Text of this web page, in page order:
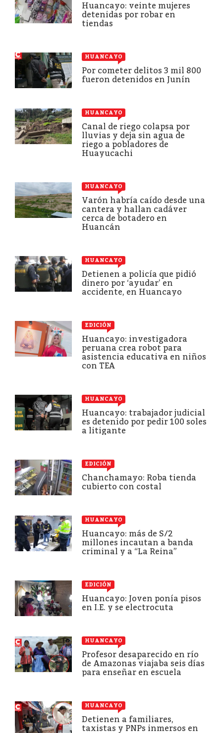
Huancayo: veinte mujeres
detenidas por robar en
tiendas
HUANCAYO
Por cometer delitos 3 mil 800
fueron detenidos en Junín
HUANCAYO
Canal de riego colapsa por
lluvias y deja sin agua de
riego a pobladores de
Huayucachi
HUANCAYO
Varón habría caído desde una
cantera y hallan cadáver
cerca de botadero en
Huancán
HUANCAYO
Detienen a policía que pidió
dinero por ‘ayudar’ en
accidente, en Huancayo
EDICIÓN
Huancayo: investigadora
peruana crea robot para
asistencia educativa en niños
con TEA
HUANCAYO
Huancayo: trabajador judicial
es detenido por pedir 100 soles
a litigante
EDICIÓN
Chanchamayo: Roba tienda
cubierto con costal
HUANCAYO
Huancayo: más de S/2
millones incautan a banda
criminal y a “La Reina”
EDICIÓN
Huancayo: Joven ponía pisos
en I.E. y se electrocuta
HUANCAYO
Profesor desaparecido en río
de Amazonas viajaba seis días
para enseñar en escuela
HUANCAYO
Detienen a familiares,
taxistas y PNPs inmersos en